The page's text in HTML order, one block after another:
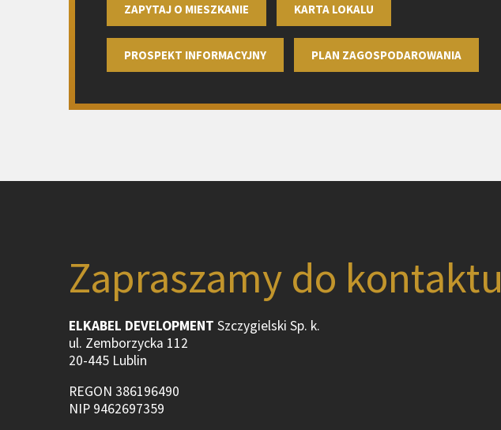
ZAPYTAJ O MIESZKANIE KARTA LOKALU
PROSPEKT INFORMACYJNY PLAN ZAGOSPODAROWANIA
Zapraszamy do kontaktu
ELKABEL DEVELOPMENT Szczygielski Sp. k.
ul. Zemborzycka 112
20-445 Lublin
REGON 386196490
NIP 9462697359